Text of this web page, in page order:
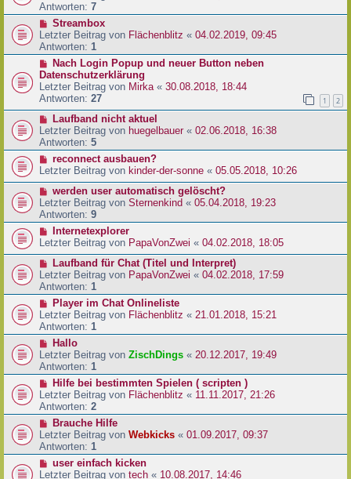
Antworten: 7
Streambox
Letzter Beitrag von Flächenblitz « 04.02.2019, 09:45
Antworten: 1
Nach Login Popup und neuer Button neben
Datenschutzerklärung
Letzter Beitrag von Mirka « 30.08.2018, 18:44
Antworten: 27 1 2
Laufband nicht aktuel
Letzter Beitrag von huegelbauer « 02.06.2018, 16:38
Antworten: 5
reconnect ausbauen?
Letzter Beitrag von kinder-der-sonne « 05.05.2018, 10:26
werden user automatisch gelöscht?
Letzter Beitrag von Sternenkind « 05.04.2018, 19:23
Antworten: 9
Internetexplorer
Letzter Beitrag von PapaVonZwei « 04.02.2018, 18:05
Laufband für Chat (Titel und Interpret)
Letzter Beitrag von PapaVonZwei « 04.02.2018, 17:59
Antworten: 1
Player im Chat Onlineliste
Letzter Beitrag von Flächenblitz « 21.01.2018, 15:21
Antworten: 1
Hallo
Letzter Beitrag von ZischDings « 20.12.2017, 19:49
Antworten: 1
Hilfe bei bestimmten Spielen ( scripten )
Letzter Beitrag von Flächenblitz « 11.11.2017, 21:26
Antworten: 2
Brauche Hilfe
Letzter Beitrag von Webkicks « 01.09.2017, 09:37
Antworten: 1
user einfach kicken
Letzter Beitrag von tech « 10.08.2017, 14:46